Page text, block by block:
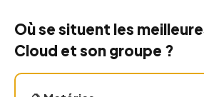
Où se situent les
Cloud et son groupe ?